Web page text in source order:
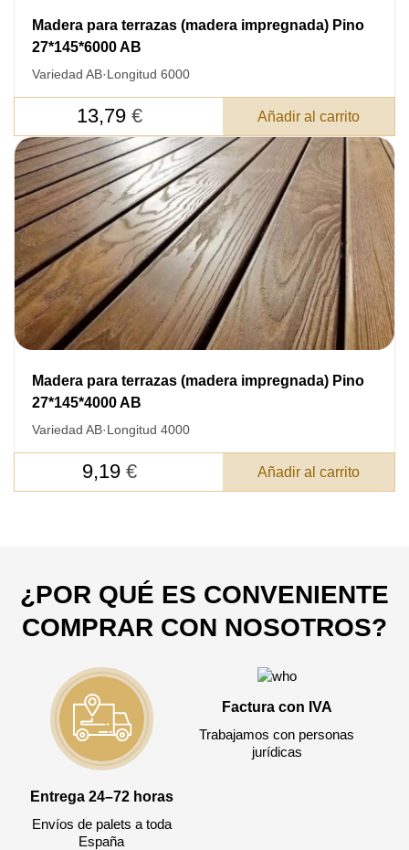
Madera para terrazas (madera impregnada) Pino
27*145*6000 AB
Variedad AB·Longitud 6000
13,79 € Añadir al carrito
Madera para terrazas (madera impregnada) Pino
27*145*4000 AB
Variedad AB·Longitud 4000
9,19 € Añadir al carrito
¿POR QUÉ ES CONVENIENTE
COMPRAR CON NOSOTROS?
Entrega 24–72 horas
Envíos de palets a toda
España
Factura con IVA
Trabajamos con personas
jurídicas
DEJE SU
DATOS PARA REVERTIR
COMUNICACIONES A PEDIDO
SKU
Nombre
Costo unitario:
Su pedido:
Cantidad: 350 ud
Acepto el procesamiento
Todos los campos son obligatorios.
Después de enviar su solicitud, nos
pondremos en contacto con usted.
y discutiremos los métodos de pago y entrega.